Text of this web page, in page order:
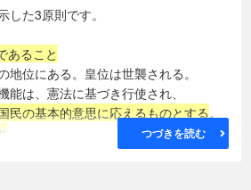
した3原則です。
あること
位にある。皇位は世襲される。
は、憲法に基づき行使され、
民の基本的意思に応えるものとする。
つづきを読む